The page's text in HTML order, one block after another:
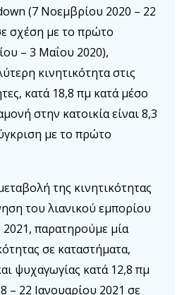
(7 Νοεμβρίου 2020 – 22
σχέση με το πρώτο
– 3 Μαΐου 2020),
κινητικότητα στις
κατά 18,8 πμ κατά μέσο
στην κατοικία είναι 8,3
με το πρώτο
της κινητικότητας
του λιανικού εμπορίου
2021, παρατηρούμε μία
σε καταστήματα,
ψυχαγωγίας κατά 12,8 πμ
– 22 Ιανουαρίου 2021 σε